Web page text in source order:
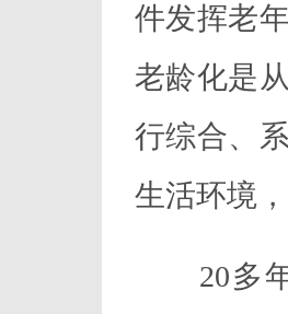
件发挥老
老龄化是
行综合、
生活环境
20多